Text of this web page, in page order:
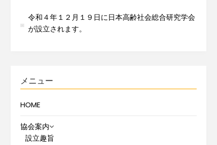
令和４年１２月１９日に日本高齢社会総合研究学会
が設立されます。
メニュー
HOME
協会案内
設立趣旨